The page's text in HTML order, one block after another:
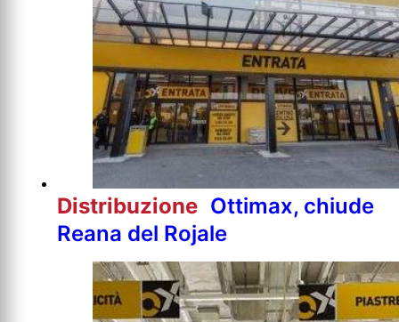
Distribuzione Ottimax, chiude
Reana del Rojale